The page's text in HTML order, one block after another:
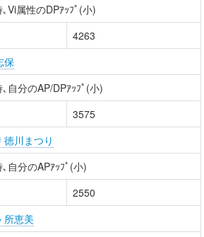
Vi属性のDPｱｯﾌﾟ(小)
4263
保
自分のAP/DPｱｯﾌﾟ(小)
3575
川まつり
自分のAPｱｯﾌﾟ(小)
2550
所恵美